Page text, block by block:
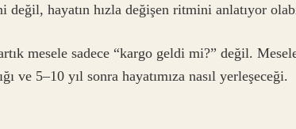
değil, hayatın hızla değişen ritmini anlatıyor
mesele sadece “kargo geldi mi?” değil.
ve 5–10 yıl sonra hayatımıza nasıl yerleşeceği.